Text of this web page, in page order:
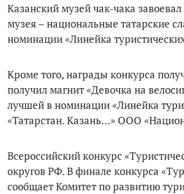
Казанский музей чак-чака
музея – национальные татарские
номинации «Линейка
Кроме того, награды конкурса
получил магнит «Девочка на
лучшей в номинации «Линейка
«Татарстан. Казань...» ООО
Всероссийский конкурс
округов РФ. В финале конкурса
сообщает Комитет по развитию